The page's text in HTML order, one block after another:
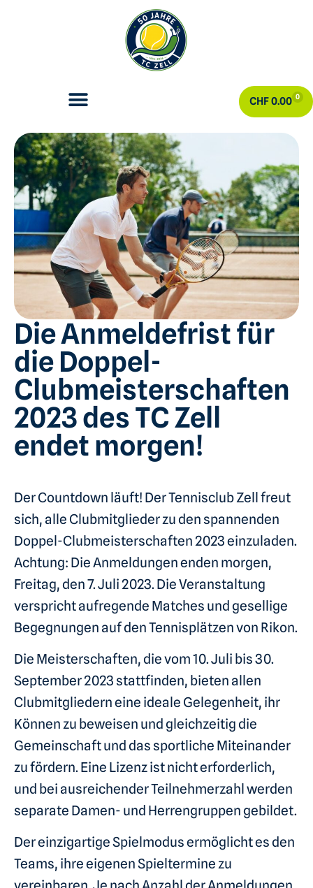
CHF0.00 0
Die Anmeldefrist für
die Doppel-
Clubmeisterschaften
2023 des TC Zell
endet morgen!
Der Countdown läuft! Der Tennisclub Zell freut
sich, alle Clubmitglieder zu den spannenden
Doppel-Clubmeisterschaften 2023 einzuladen.
Achtung: Die Anmeldungen enden morgen,
Freitag, den 7. Juli 2023. Die Veranstaltung
verspricht aufregende Matches und gesellige
Begegnungen auf den Tennisplätzen von Rikon.
Die Meisterschaften, die vom 10. Juli bis 30.
September 2023 stattfinden, bieten allen
Clubmitgliedern eine ideale Gelegenheit, ihr
Können zu beweisen und gleichzeitig die
Gemeinschaft und das sportliche Miteinander
zu fördern. Eine Lizenz ist nicht erforderlich,
und bei ausreichender Teilnehmerzahl werden
separate Damen- und Herrengruppen gebildet.
Der einzigartige Spielmodus ermöglicht es den
Teams, ihre eigenen Spieltermine zu